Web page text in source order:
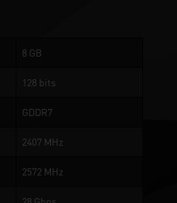
8 GB
128 bits
GDDR7
2407 MHz
2572 MHz